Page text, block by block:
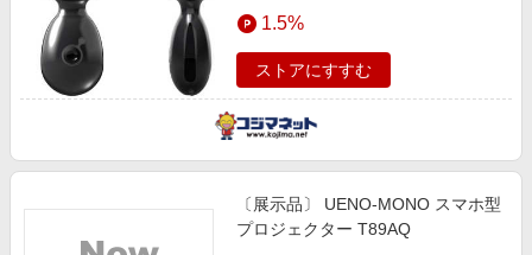
1.5%
ストアにすすむ
〔展示品〕 UENO-MONO スマホ型
プロジェクター T89AQ